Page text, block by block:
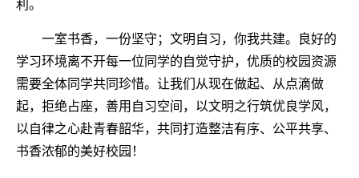
利。
一室书香，一份坚守；文明自习，你我共建。良好的
学习环境离不开每一位同学的自觉守护，优质的校园资源
需要全体同学共同珍惜。让我们从现在做起、从点滴做
起，拒绝占座，善用自习空间，以文明之行筑优良学风，
以自律之心赴青春韶华，共同打造整洁有序、公平共享、
书香浓郁的美好校园！